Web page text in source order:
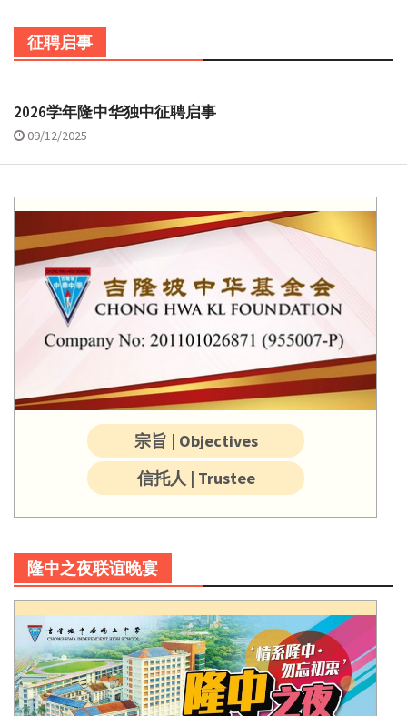
征聘启事
2026学年隆中华独中征聘启事
09/12/2025
宗旨 | Objectives
信托人 | Trustee
隆中之夜联谊晚宴